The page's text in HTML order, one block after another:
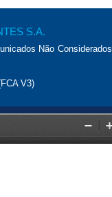
S.A.
Não
V3)